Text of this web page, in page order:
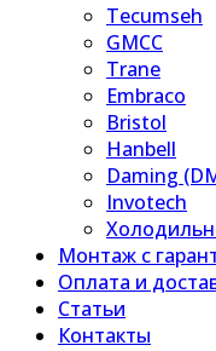
Tecumseh
GMCC
Trane
Embraco
Bristol
Hanbell
Daming
Invotech
Монтаж с
Оплата и
Статьи
Контакты